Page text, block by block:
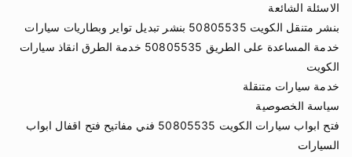
الاسئلة الشائعة
بنشر متنقل الكويت 50805535 بنشر تبديل تواير وبطاريات سيارات
خدمة المساعدة على الطريق 50805535 خدمة الطرق انقاذ سيارات
الكويت
خدمة سيارات متنقلة
سياسة الخصوصية
فتح ابواب سيارات الكويت 50805535 فني مفاتيح فتح اقفال ابواب
السيارات